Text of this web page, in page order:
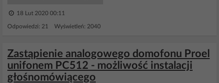
18 Lut 2020 00:11
Odpowiedzi: 21 Wyświetleń: 2040
Zastąpienie analogowego domofonu Proel
unifonem PC512 - możliwość instalacji
głośnomówiącego